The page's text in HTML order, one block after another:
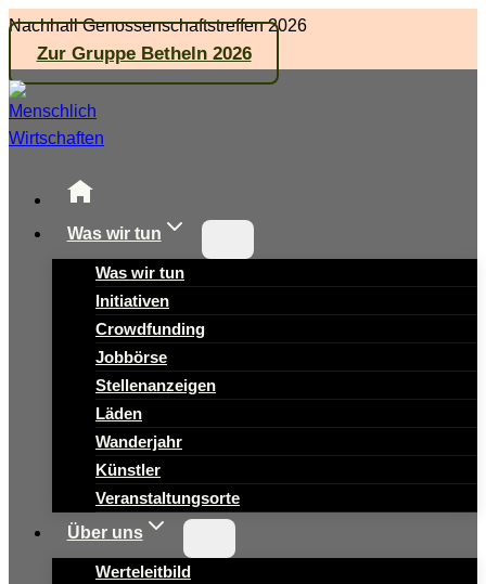
Zum
Inhalt
springen
Nachhall Genossenschaftstreffen 2026
Zur Gruppe Betheln 2026
Was wir tun
Was wir tun
Initiativen
Crowdfunding
Jobbörse
Stellenanzeigen
Läden
Wanderjahr
Künstler
Veranstaltungsorte
Über uns
Werteleitbild